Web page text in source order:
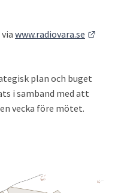
www.radiovara.se
plan och buget
i samband med att
vecka före mötet.